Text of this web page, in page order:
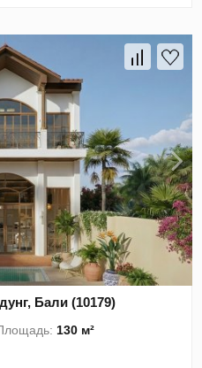
Бали (10179)
130 м²